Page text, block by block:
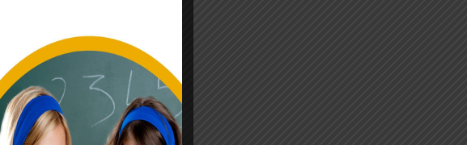
firSTep 2026.
групи, които